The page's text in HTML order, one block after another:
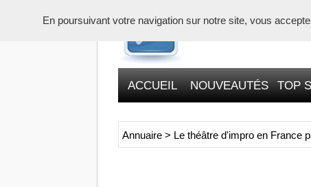
ACCUEIL NOUVEAUTÉS TOP
Annuaire > Le théâtre d'impro en France
En poursuivant votre navigation sur notre site, vous